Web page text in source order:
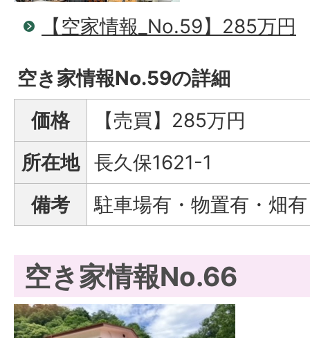
【空家情報_No.59】285万円
空き家情報No.59の詳細
価格
【売買】285万円
所在地
長久保1621-1
備考
駐車場有・物置有・畑有
空き家情報No.66